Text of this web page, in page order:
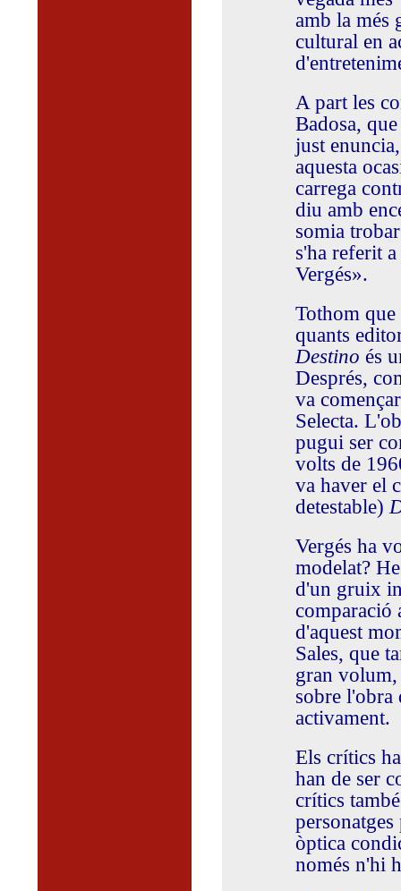
amb la més
cultural en
A part les
Badosa,
just
aquesta
carrega
diu amb
somia
s'ha referit
Vergés».
Tothom que
quants
Destino és
Després,
va
Selecta.
pugui ser
volts de
va haver el
detestable)
Vergés ha
modelat?
d'un gruix
comparació
d'aquest
Sales, que
gran volum,
sobre l'obra
activament.
Els crítics
han de ser
crítics
òptica
només n'hi